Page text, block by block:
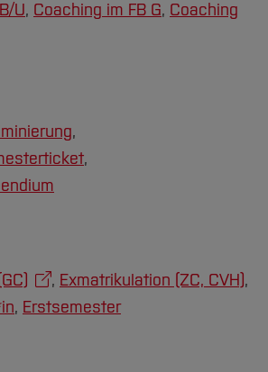
G
Projekte
Hochschule
U, Coaching im FB G, Coaching
,
,
, Exmatrikulation (ZC, CVH),
, Erstsemester